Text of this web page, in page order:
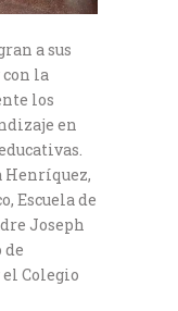
a sus
la
los
en
Henríquez,
Escuela de
Joseph
de
Colegio